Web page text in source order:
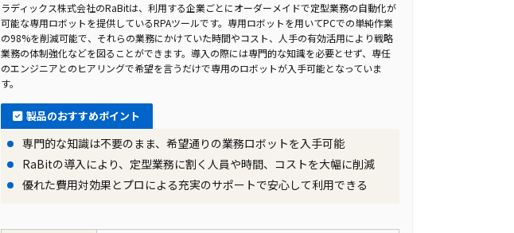
ラディックス株式会社のRaBitは、利用する企業ごとにオーダーメイドで定型業務の自動化が
可能な専用ロボットを提供しているRPAツールです。専用ロボットを用いてPCでの単純作業
の98%を削減可能で、それらの業務にかけていた時間やコスト、人手の有効活用により戦略
業務の体制強化などを図ることができます。導入の際には専門的な知識を必要とせず、専任
のエンジニアとのヒアリングで希望を言うだけで専用のロボットが入手可能となっていま
す。
製品のおすすめポイント
専門的な知識は不要のまま、希望通りの業務ロボットを入手可能
RaBitの導入により、定型業務に割く人員や時間、コストを大幅に削減
優れた費用対効果とプロによる充実のサポートで安心して利用できる